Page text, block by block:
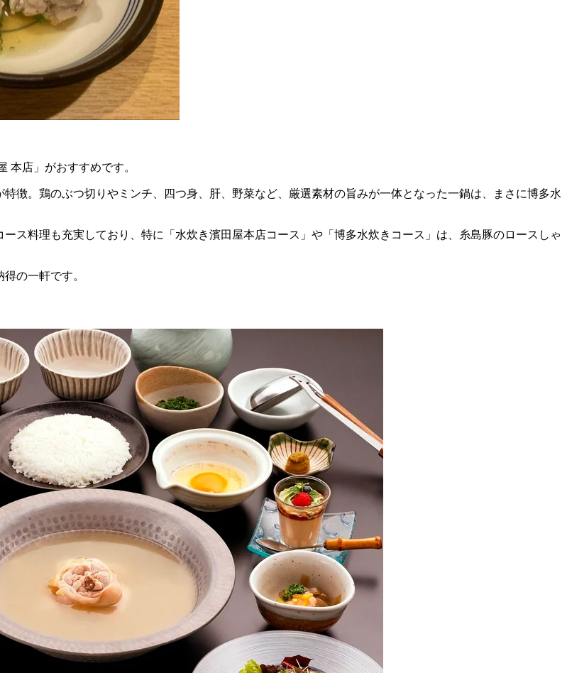
本店」がおすすめです。
徴。鶏のぶつ切りやミンチ、四つ身、肝、野菜など、厳選素材の旨みが一体となった一鍋は、まさに博多水
ス料理も充実しており、特に「水炊き濱田屋本店コース」や「博多水炊きコース」は、糸島豚のロースしゃ
の一軒です。